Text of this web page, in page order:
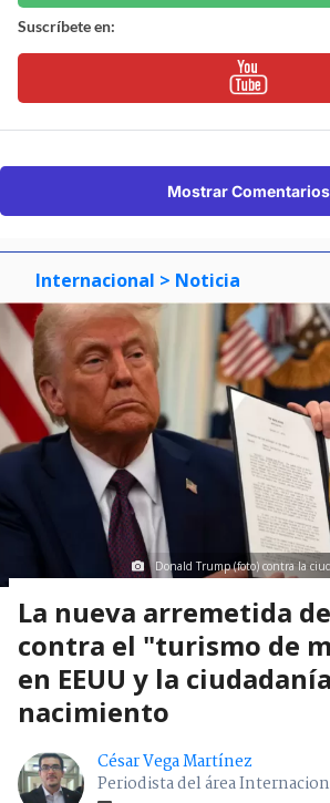
Suscríbete en:
Mostrar Comentarios
Internacional > Noticia
Donald Trump (foto) contra la
La nueva arremetida
contra el "turismo de
en EEUU y la
nacimiento
César Vega Martínez
Periodista del área